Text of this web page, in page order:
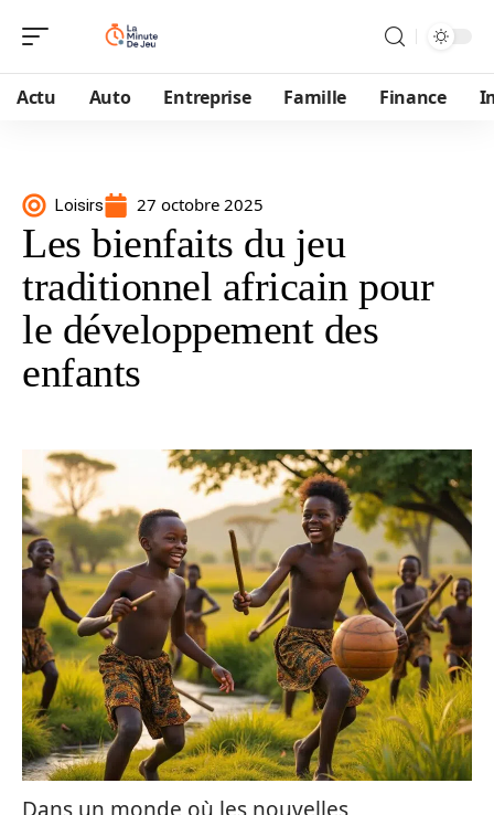
Actu Auto Entreprise Famille Finance
Loisirs 27 octobre 2025
Les bienfaits du jeu
traditionnel africain pour
le développement des
enfants